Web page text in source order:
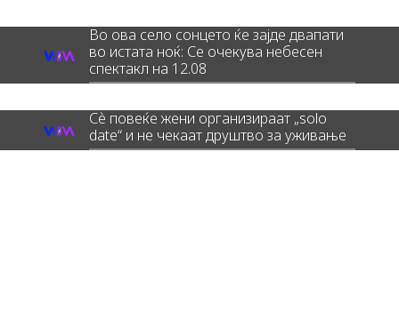
Во ова село сонцето ќе зајде двапати
во истата ноќ: Се очекува небесен
спектакл на 12.08
Сè повеќе жени организираат „solo
date“ и не чекаат друштво за уживање